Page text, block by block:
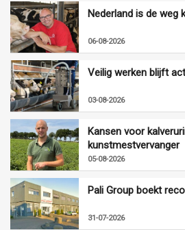
Nederland is de weg
06-08-2026
Veilig werken blijft
03-08-2026
Kansen voor
kunstmestvervanger
05-08-2026
Pali Group boekt
31-07-2026